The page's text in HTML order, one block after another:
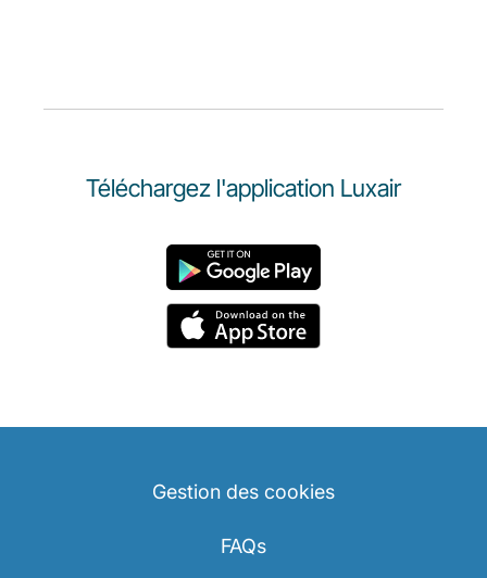
Téléchargez l'application Luxair
Gestion des cookies
FAQs